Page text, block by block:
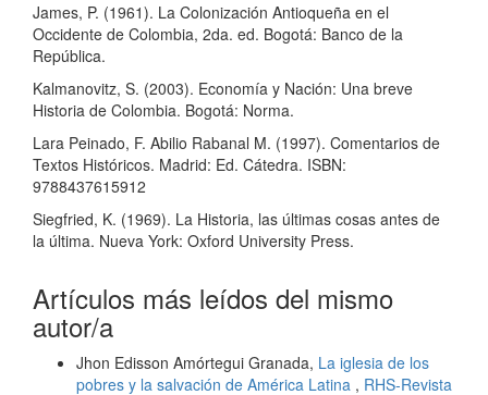
James, P. (1961). La Colonización Antioqueña en el
Occidente de Colombia, 2da. ed. Bogotá: Banco de la
República.
Kalmanovitz, S. (2003). Economía y Nación: Una breve
Historia de Colombia. Bogotá: Norma.
Lara Peinado, F. Abilio Rabanal M. (1997). Comentarios de
Textos Históricos. Madrid: Ed. Cátedra. ISBN:
9788437615912
Siegfried, K. (1969). La Historia, las últimas cosas antes de
la última. Nueva York: Oxford University Press.
Artículos más leídos del mismo
autor/a
Jhon Edisson Amórtegui Granada, La iglesia de los
pobres y la salvación de América Latina , RHS-Revista